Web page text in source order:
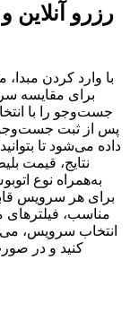
رزرو آنلاین
با وارد کردن
برای مقایسه
جست‌وجو را با
پس از ثبت
داده می‌شود تا
نتایج، قیمت
به‌همراه نوع
برای هر سرویس
مناسب،
انتخاب سرویس،
کنید و در